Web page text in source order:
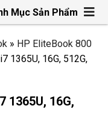
Mục Sản Phẩm
» HP EliteBook 800
1365U, 16G, 512G,
1365U, 16G,